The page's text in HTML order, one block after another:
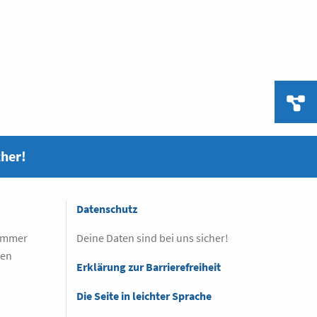
Datenschutz
Deine Daten sind bei uns sicher!
Erklärung zur Barrierefreiheit
Die Seite in leichter Sprache